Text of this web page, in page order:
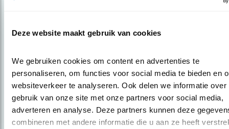
Deze website maakt gebruik van cookies
We gebruiken cookies om content en advertenties te
personaliseren, om functies voor social media te bieden en
websiteverkeer te analyseren. Ook delen we informatie over
gebruik van onze site met onze partners voor social media,
adverteren en analyse. Deze partners kunnen deze
combineren met andere informatie die u aan ze heeft